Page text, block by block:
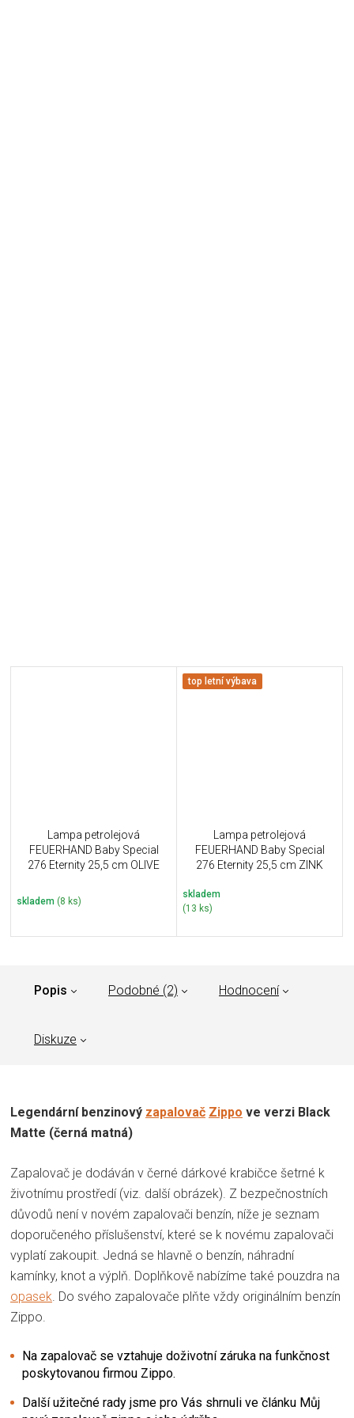
Lampa petrolejová
FEUERHAND Baby Special
276 Eternity 25,5 cm OLIVE
skladem (8 ks)
top letní výbava
Lampa petrolejová
FEUERHAND Baby Special
276 Eternity 25,5 cm ZINK
skladem
(13 ks)
Popis Podobné (2) Hodnocení
Diskuze
Legendární benzinový zapalovač Zippo ve verzi Black
Matte (černá matná)
Zapalovač je dodáván v černé dárkové krabičce šetrné k
životnímu prostředí (viz. další obrázek). Z bezpečnostních
důvodů není v novém zapalovači benzín, níže je seznam
doporučeného příslušenství, které se k novému zapalovači
vyplatí zakoupit. Jedná se hlavně o benzín, náhradní
kamínky, knot a výplň. Doplňkově nabízíme také pouzdra na
opasek. Do svého zapalovače plňte vždy originálním benzín
Zippo.
Na zapalovač se vztahuje doživotní záruka na funkčnost
poskytovanou firmou Zippo.
Další užitečné rady jsme pro Vás shrnuli ve článku Můj